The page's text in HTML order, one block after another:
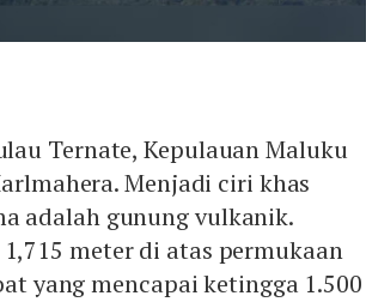
Ternate, Kepulauan Maluku
Menjadi ciri khas
adalah gunung vulkanik.
meter di atas permukaan
yang mencapai ketingga 1.500